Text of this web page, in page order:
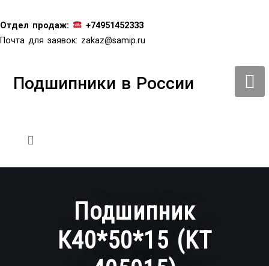
к
содержимому
Отдел продаж:
+74951452333
Почта для заявок: zakaz@samip.ru
Подшипники в России
Подшипник
К40*50*15 (KT